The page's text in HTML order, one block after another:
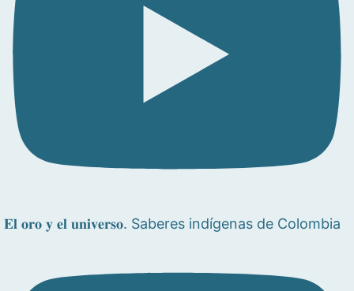
𝐄𝐥 𝐨𝐫𝐨 𝐲 𝐞𝐥 𝐮𝐧𝐢𝐯𝐞𝐫𝐬𝐨. Saberes indígenas de Colombia